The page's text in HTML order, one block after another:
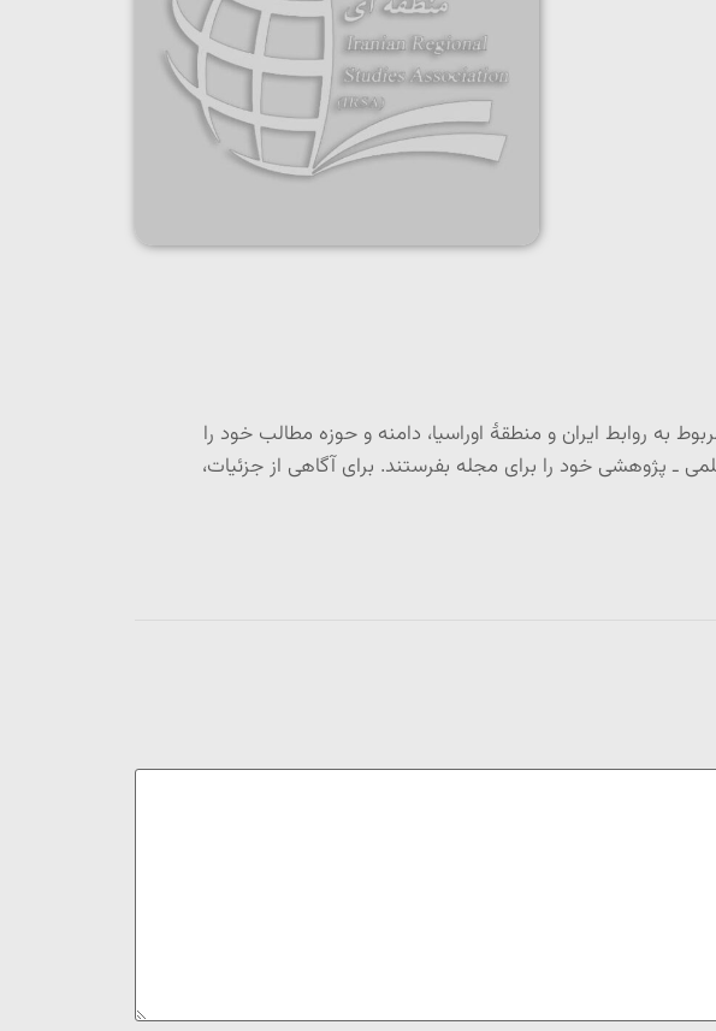
روابط ایران و منطقۀ اوراسیا، دامنه و حوزه مطالب خود را
پژوهشی خود را برای مجله بفرستند. برای آگاهی از جزئیات،